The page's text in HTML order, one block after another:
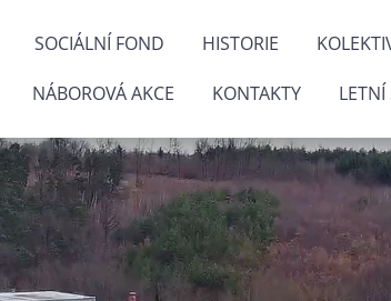
SOCIÁLNÍ FOND HISTORIE
NÁBOROVÁ AKCE KONTAKTY